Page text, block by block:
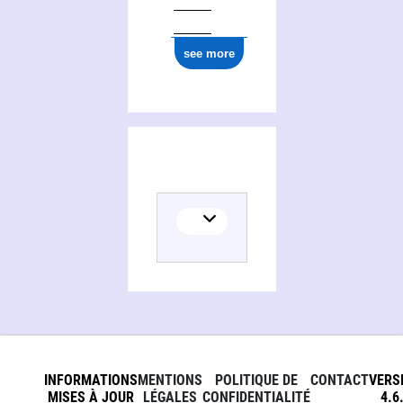
see more
INFORMATIONS
MISES À JOUR
MENTIONS
LÉGALES
POLITIQUE DE
CONFIDENTIALITÉ
CONTACT